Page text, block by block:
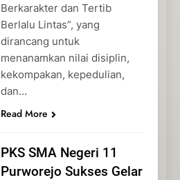
Berkarakter dan Tertib
Berlalu Lintas”, yang
dirancang untuk
menanamkan nilai disiplin,
kekompakan, kepedulian,
dan…
Read More
PKS SMA Negeri 11
Purworejo Sukses Gelar